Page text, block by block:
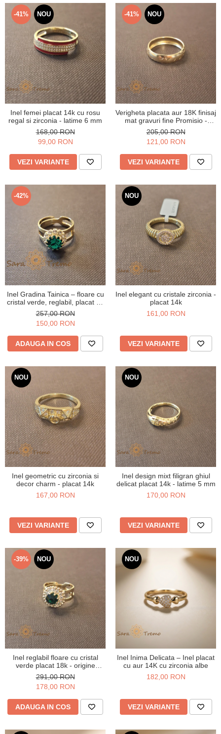
Bijuterii pentru barbati
Lanturi
Bratari
Talismane
Verighete
Bijuterii din argint placate cu aur
24K
-41% NOU
Inel femei placat 14k cu rosu
regal si zirconia - latime 6 mm
168,00 RON
99,00 RON
VEZI VARIANTE
-41% NOU
Verigheta placata aur 18K finisaj
mat gravuri fine Promisio -
latime 4 mm
205,00 RON
121,00 RON
VEZI VARIANTE
-42%
Inel Gradina Tainica – floare cu
cristal verde, reglabil, placat cu
aur 18K
257,00 RON
150,00 RON
ADAUGA IN COS
NOU
Inel elegant cu cristale zirconia -
placat 14k
161,00 RON
VEZI VARIANTE
NOU
Inel geometric cu zirconia si
decor charm - placat 14k
167,00 RON
VEZI VARIANTE
NOU
Inel design mixt filigran ghiul
delicat placat 14k - latime 5 mm
170,00 RON
VEZI VARIANTE
-39% NOU
Inel reglabil floare cu cristal
verde placat 18k - origine
Brazilia
291,00 RON
178,00 RON
ADAUGA IN COS
NOU
Inel Inima Delicata – Inel placat
cu aur 14K cu zirconia albe
182,00 RON
VEZI VARIANTE